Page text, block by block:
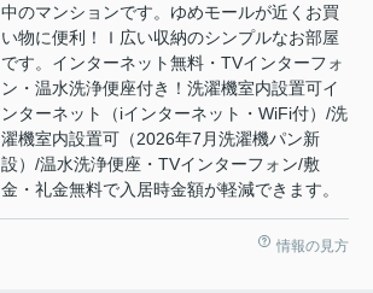
中のマンションです。ゆめモールが近くお買
い物に便利！Ｉ広い収納のシンプルなお部屋
です。インターネット無料・TVインターフォ
ン・温水洗浄便座付き！洗濯機室内設置可イ
ンターネット（iインターネット・WiFi付）/洗
濯機室内設置可（2026年7月洗濯機パン新
設）/温水洗浄便座・TVインターフォン/敷
金・礼金無料で入居時金額が軽減できます。
情報の見方